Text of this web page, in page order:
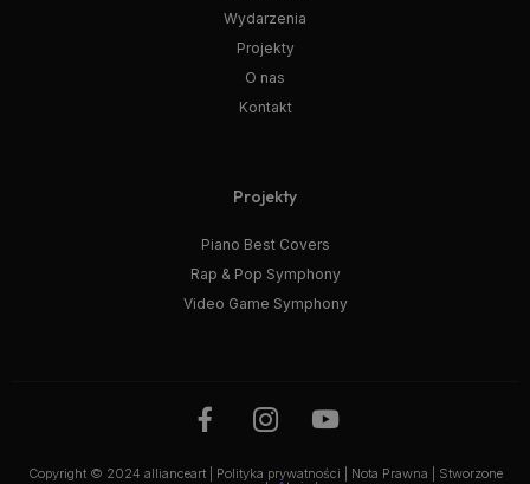
Wydarzenia
Projekty
O nas
Kontakt
Projekty
Piano Best Covers
Rap & Pop Symphony
Video Game Symphony
Copyright © 2024 allianceart | Polityka prywatności Nota Prawna | Stworzone